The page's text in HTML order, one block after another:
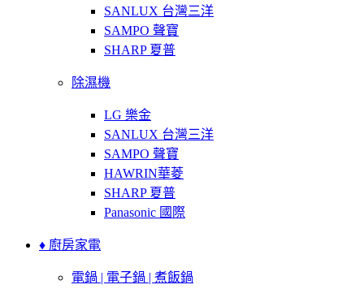
SANLUX 台灣三洋
SAMPO 聲寶
SHARP 夏普
除濕機
LG 樂金
SANLUX 台灣三洋
SAMPO 聲寶
HAWRIN華菱
SHARP 夏普
Panasonic 國際
♦ 廚房家電
電鍋 | 電子鍋 | 煮飯鍋